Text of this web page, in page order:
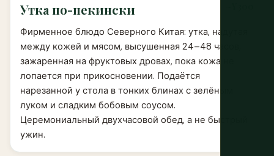
Утка по-пекински
Фирменное блюдо Северного Китая: утка, надутая
между кожей и мясом, высушенная 24–48 часов,
зажаренная на фруктовых дровах, пока кожа не
лопается при прикосновении. Подаётся
нарезанной у стола в тонких блинах с зелёным
луком и сладким бобовым соусом.
Церемониальный двухчасовой обед, а не быстрый
ужин.